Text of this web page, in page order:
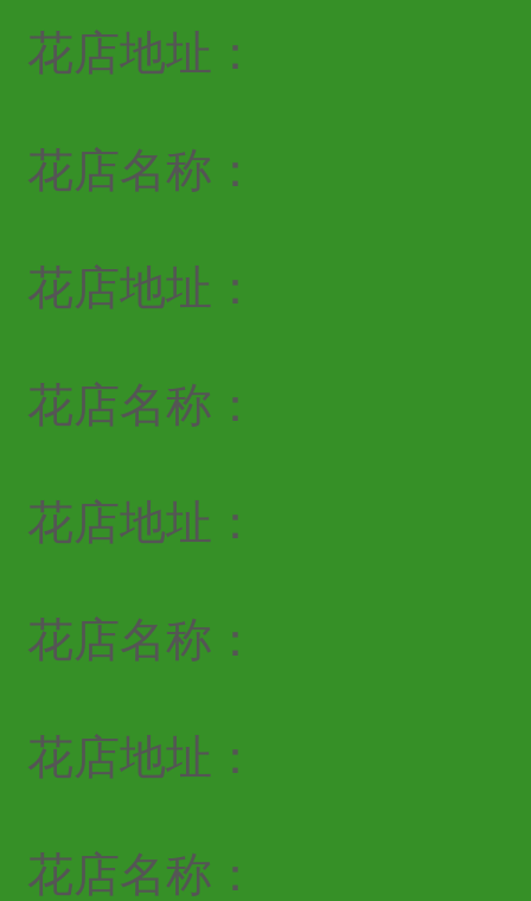
花店地址：
花店名称：
花店地址：
花店名称：
花店地址：
花店名称：
花店地址：
花店名称：